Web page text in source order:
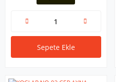
Sepete Ekle